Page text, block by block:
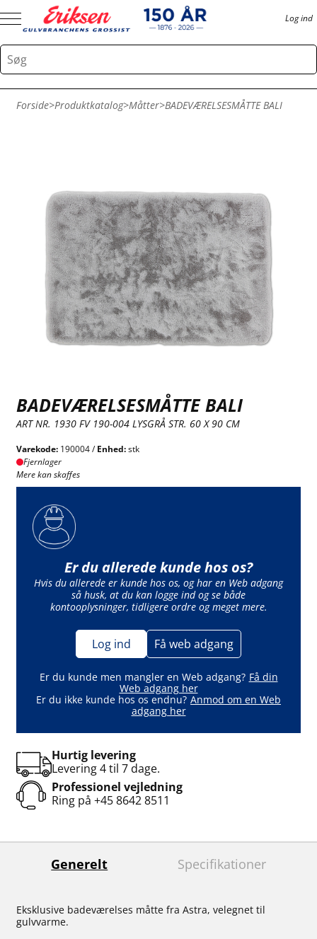
Log ind
Forside>Produktkatalog>Måtter>BADEVÆRELSESMÅTTE BALI
BADEVÆRELSESMÅTTE BALI
ART NR. 1930 FV 190-004 LYSGRÅ STR. 60 X 90 CM
Varekode: 190004 /Enhed:stk
Fjernlager
Mere kan skaffes
Er du allerede kunde hos os?
Hvis du allerede er kunde hos os, og har en Web adgang
så husk, at du kan logge ind og se både
kontooplysninger, tidligere ordre og meget mere.
Log ind Få web adgang
Er du kunde men mangler en Web adgang? Få din
Web adgang her
Er du ikke kunde hos os endnu? Anmod om en Web
adgang her
Hurtig levering
Levering 4 til 7 dage.
Professionel vejledning
Ring på +45 8642 8511
Generelt Specifikationer
Eksklusive badeværelses måtte fra Astra, velegnet til
gulvvarme.